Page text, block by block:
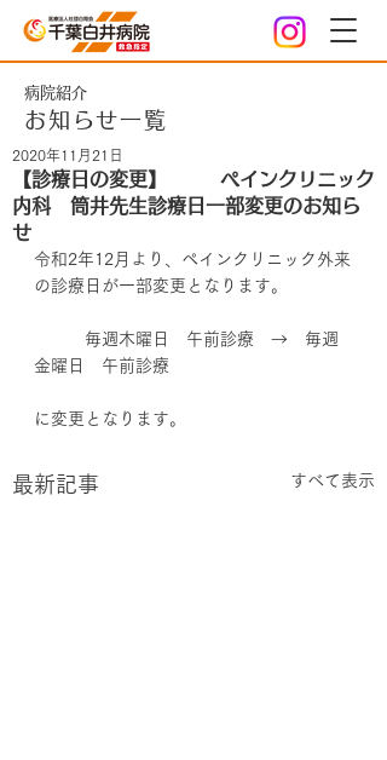
病院紹介
お知らせ一覧
【診療日の変更】 ペインクリニック
内科 筒井先生診療日一部変更のお知ら
せ
2020年11月21日
令和2年12月より、ペインクリニック外来
の診療日が一部変更となります。
毎週木曜日　午前診療　→　毎週
金曜日　午前診療
に変更となります。
最新記事 すべて表示